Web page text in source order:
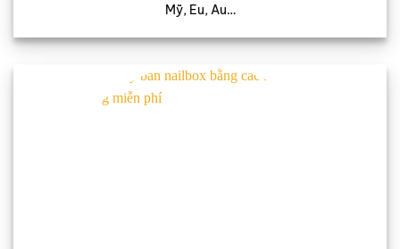
Mỹ, Eu, Au…